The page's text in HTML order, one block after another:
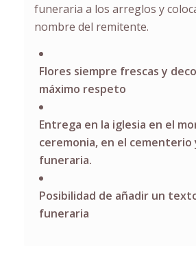
funeraria a los arreglos y
nombre del remitente.
Flores siempre frescas y
máximo respeto
Entrega en la iglesia en el
ceremonia, en el cementerio
funeraria.
Posibilidad de añadir un
funeraria